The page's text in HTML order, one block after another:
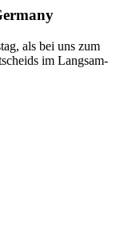
als bei uns zum
im Langsam-